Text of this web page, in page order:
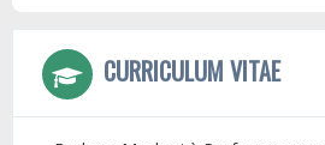
CURRICULUM VITAE